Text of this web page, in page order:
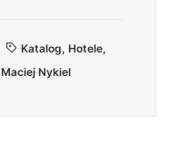
Katalog, Hotele,
Maciej Nykiel